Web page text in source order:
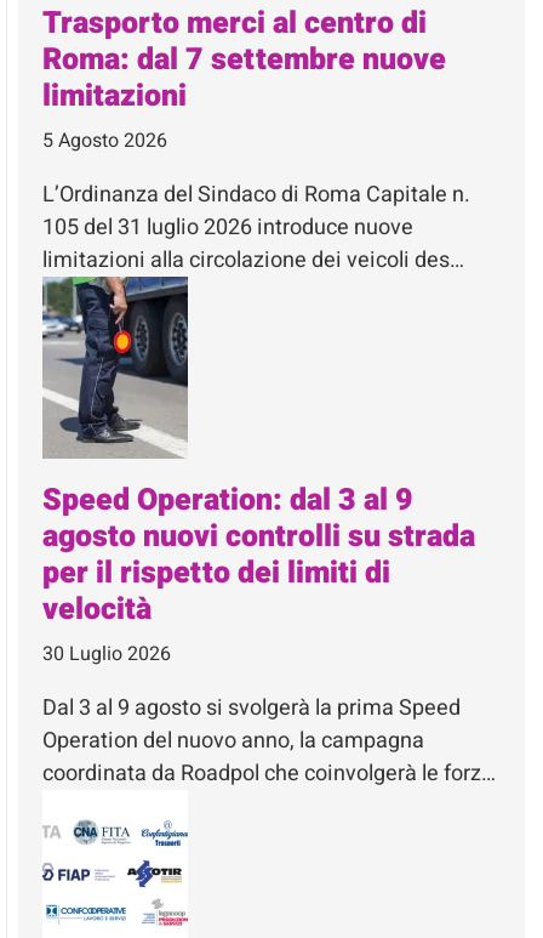
Trasporto merci al centro di
Roma: dal 7 settembre nuove
limitazioni
5 Agosto 2026
L’Ordinanza del Sindaco di Roma Capitale n.
105 del 31 luglio 2026 introduce nuove
limitazioni alla circolazione dei veicoli des…
Speed Operation: dal 3 al 9
agosto nuovi controlli su strada
per il rispetto dei limiti di
velocità
30 Luglio 2026
Dal 3 al 9 agosto si svolgerà la prima Speed
Operation del nuovo anno, la campagna
coordinata da Roadpol che coinvolgerà le forz…